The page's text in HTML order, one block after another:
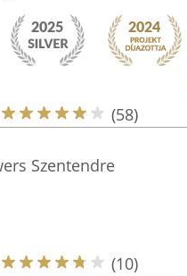
(58)
Szentendre
(10)